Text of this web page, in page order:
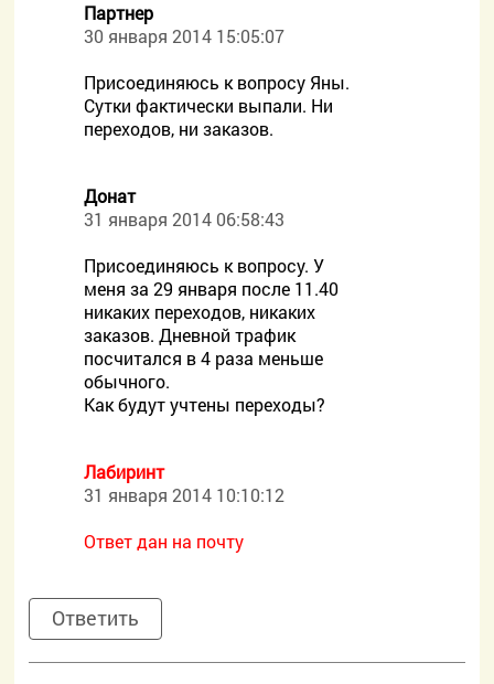
Партнер
30 января 2014 15:05:07
Присоединяюсь к вопросу Яны.
Сутки фактически выпали. Ни
переходов, ни заказов.
Донат
31 января 2014 06:58:43
Присоединяюсь к вопросу. У
меня за 29 января после 11.40
никаких переходов, никаких
заказов. Дневной трафик
посчитался в 4 раза меньше
обычного.
Как будут учтены переходы?
Лабиринт
31 января 2014 10:10:12
Ответ дан на почту
Ответить